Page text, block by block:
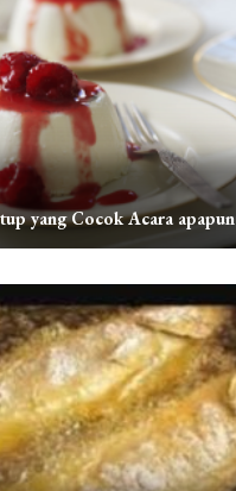
yang Cocok Acara apapun